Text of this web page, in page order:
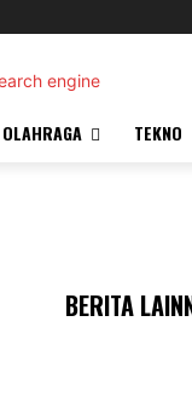
OLAHRAGA TEKNO
BERITA